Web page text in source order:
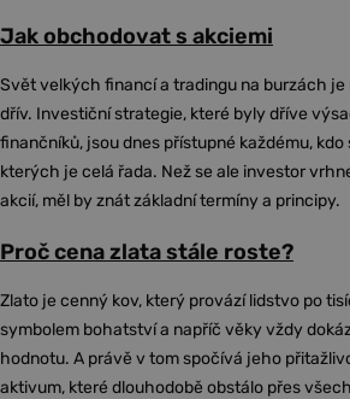
Jak obchodovat s akciemi
Svět velkých financí a tradingu na burzách je
dřív. Investiční strategie, které byly dříve
finančníků, jsou dnes přístupné každému, kdo
kterých je celá řada. Než se ale investor
akcií, měl by znát základní termíny a principy.
Proč cena zlata stále roste?
Zlato je cenný kov, který provází lidstvo po
symbolem bohatství a napříč věky vždy
hodnotu. A právě v tom spočívá jeho
aktivum, které dlouhodobě obstálo přes